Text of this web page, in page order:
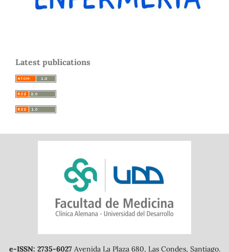
Latest publications
e-ISSN: 2735-6027Avenida La Plaza 680, Las Condes, Santiago.